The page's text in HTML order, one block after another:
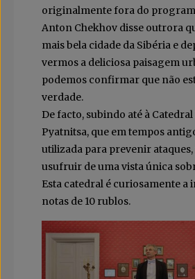
originalmente fora do
Anton Chekhov disse outrora
mais bela cidade da Sibéria e
vermos a deliciosa paisagem
podemos confirmar que não
verdade.
De facto, subindo até à
Pyatnitsa, que em tempos
utilizada para prevenir
usufruir de uma vista única
Esta catedral é curiosamente a
notas de 10 rublos.